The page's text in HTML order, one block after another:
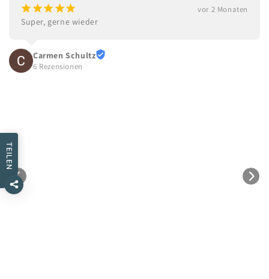
¡¡¡¡¡ vor 2 Monaten
Super, gerne wieder
Carmen Schultz
6 Rezensionen
TEILEN